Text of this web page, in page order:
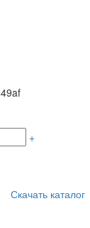
+
Скачать каталог